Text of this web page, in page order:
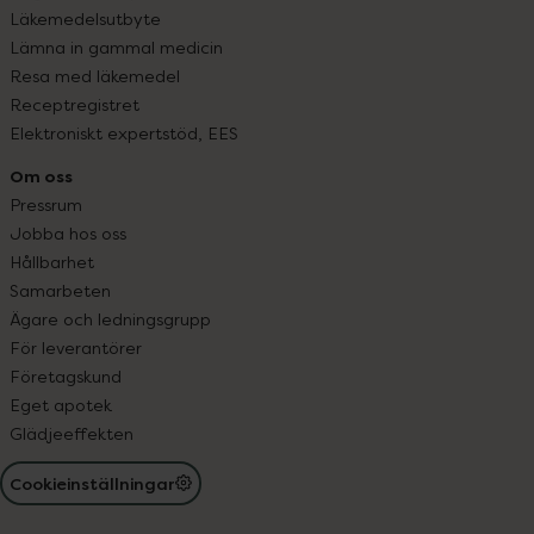
Läkemedelsutbyte
Lämna in gammal medicin
Resa med läkemedel
Receptregistret
Elektroniskt expertstöd, EES
Om oss
Pressrum
Jobba hos oss
Hållbarhet
Samarbeten
Ägare och ledningsgrupp
För leverantörer
Företagskund
Eget apotek
Glädjeeffekten
Cookieinställningar